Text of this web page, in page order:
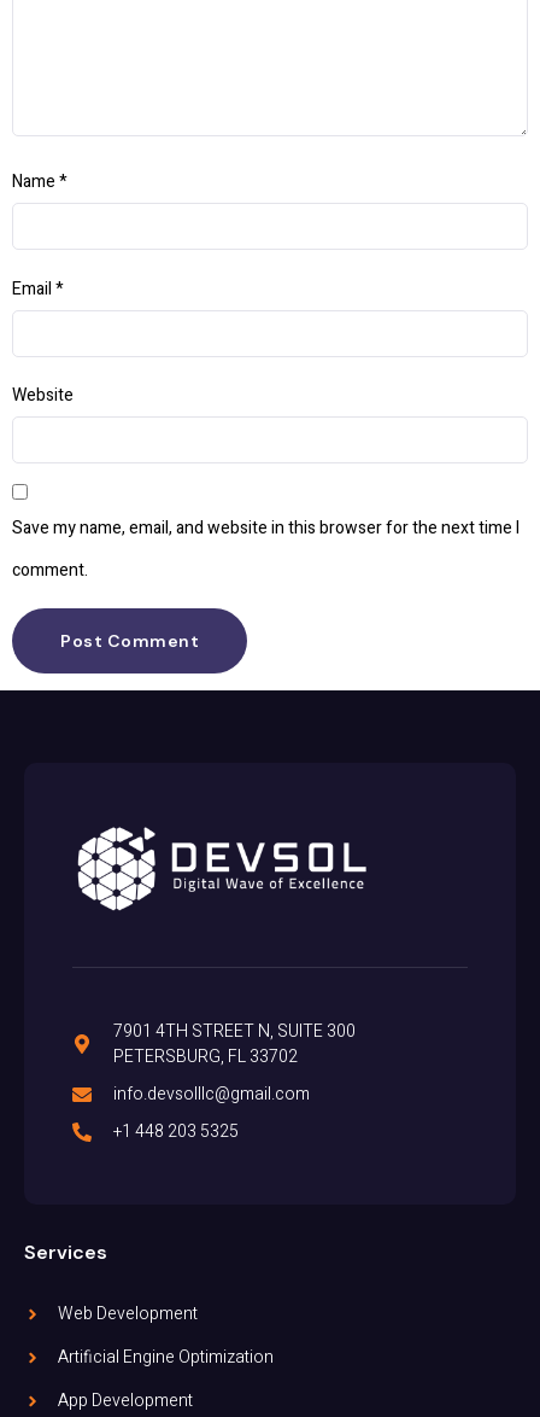
Name*
Email*
Website
Save my name, email, and website in this browser for the next time I
comment.
7901 4TH STREET N, SUITE 300
PETERSBURG, FL 33702
info.devsolllc@gmail.com
+1 448 203 5325
Services
Web Development
Artificial Engine Optimization
App Development